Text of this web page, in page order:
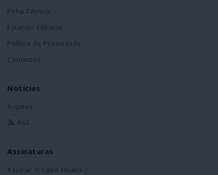
Ficha Técnica
Estatuto Editorial
Política de Privacidade
Contactos
Notícias
Arquivo
RSS
Assinaturas
Assinar O Lado Oculto